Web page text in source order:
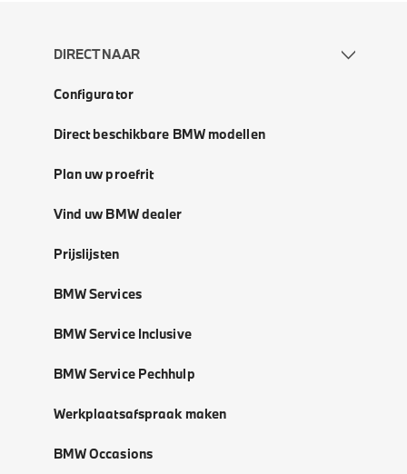
DIRECT NAAR
Configurator
Direct beschikbare BMW modellen
Plan uw proefrit
Vind uw BMW dealer
Prijslijsten
BMW Services
BMW Service Inclusive
BMW Service Pechhulp
Werkplaatsafspraak maken
BMW Occasions